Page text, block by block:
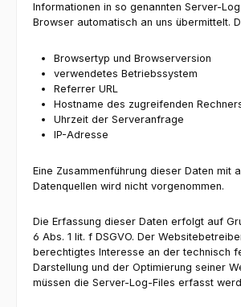
Informationen in so genannten Server-
Browser automatisch an uns übermittelt.
Browsertyp und Browserversion
verwendetes Betriebssystem
Referrer URL
Hostname des zugreifenden
Uhrzeit der Serveranfrage
IP-Adresse
Eine Zusammenführung dieser Daten mit
Datenquellen wird nicht vorgenommen.
Die Erfassung dieser Daten erfolgt auf
6 Abs. 1 lit. f DSGVO. Der
berechtigtes Interesse an der technisch
Darstellung und der Optimierung seiner
müssen die Server-Log-Files erfasst